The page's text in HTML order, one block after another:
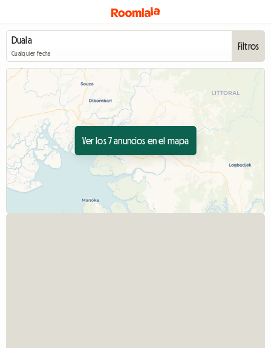
Cualquier fecha
Filtros
Ver los 7 anuncios en el mapa